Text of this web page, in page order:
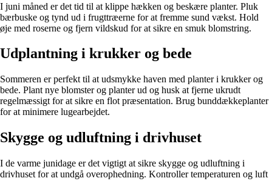
I juni måned er det tid til at klippe hækken og beskære planter. Pluk
bærbuske og tynd ud i frugttræerne for at fremme sund vækst. Hold
øje med roserne og fjern vildskud for at sikre en smuk blomstring.
Udplantning i krukker og bede
Sommeren er perfekt til at udsmykke haven med planter i krukker og
bede. Plant nye blomster og planter ud og husk at fjerne ukrudt
regelmæssigt for at sikre en flot præsentation. Brug bunddækkeplanter
for at minimere lugearbejdet.
Skygge og udluftning i drivhuset
I de varme junidage er det vigtigt at sikre skygge og udluftning i
drivhuset for at undgå overophedning. Kontroller temperaturen og luft